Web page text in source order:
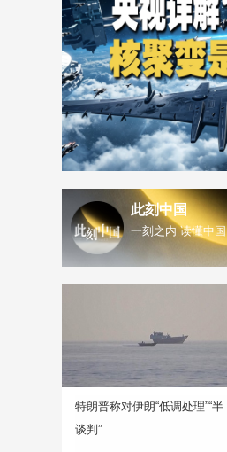
此刻中国
一刻之内 读懂中国
特朗普称对伊朗“低调处理”“半
谈判”